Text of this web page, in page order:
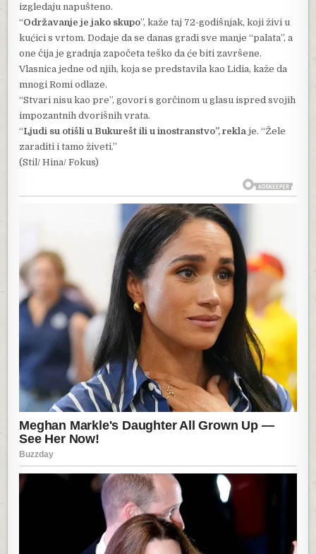
izgledaju napušteno.
“Održavanje je jako skupo”, kaže taj 72-godišnjak, koji živi u
kućici s vrtom. Dodaje da se danas gradi sve manje “palata”, a
one čija je gradnja započeta teško da će biti završene.
Vlasnica jedne od njih, koja se predstavila kao Lidia, kaže da
mnogi Romi odlaze.
“Stvari nisu kao pre”, govori s gorčinom u glasu ispred svojih
impozantnih dvorišnih vrata.
“Ljudi su otišli u Bukurešt ili u inostranstvo”, reklaje. “Žele
zaraditi i tamo živeti.”
(Stil/ Hina/ Fokus)